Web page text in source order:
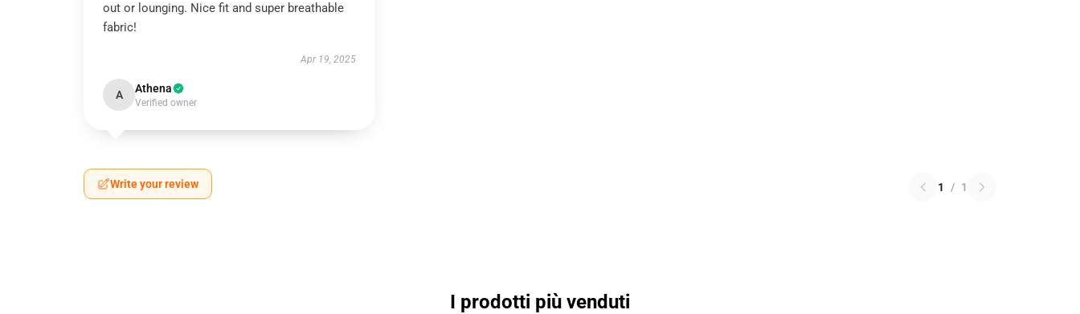
out or lounging. Nice fit and super breathable
fabric!
Apr 19, 2025
A Athena
Verified owner
Write your review 1 / 1
I prodotti più venduti